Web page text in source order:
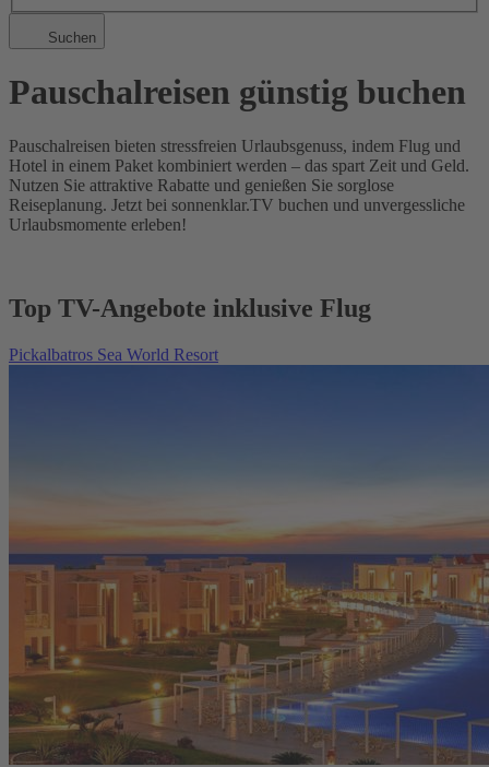
Suchen
Pauschalreisen günstig buchen
Pauschalreisen bieten stressfreien Urlaubsgenuss, indem Flug und
Hotel in einem Paket kombiniert werden – das spart Zeit und Geld.
Nutzen Sie attraktive Rabatte und genießen Sie sorglose
Reiseplanung. Jetzt bei sonnenklar.TV buchen und unvergessliche
Urlaubsmomente erleben!
Top TV-Angebote inklusive Flug
Pickalbatros Sea World Resort